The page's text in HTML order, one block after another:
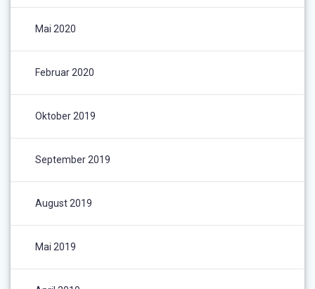
Mai 2020
Februar 2020
Oktober 2019
September 2019
August 2019
Mai 2019